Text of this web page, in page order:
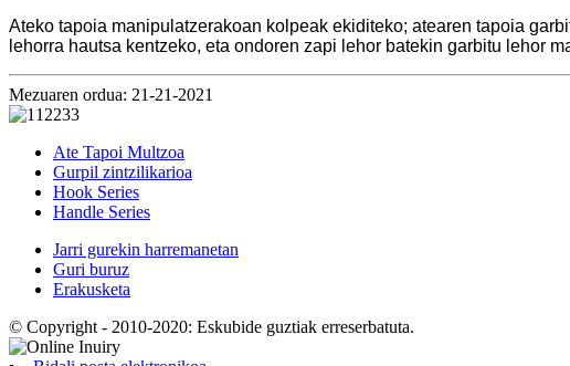
Ateko tapoia manipulatzerakoan kolpeak ekiditeko; atearen tapoia
lehorra hautsa kentzeko, eta ondoren zapi lehor batekin garbitu lehor
Mezuaren ordua: 21-21-2021
Ate Tapoi Multzoa
Gurpil zintzilikarioa
Hook Series
Handle Series
Jarri gurekin harremanetan
Guri buruz
Erakusketa
© Copyright - 2010-2020: Eskubide guztiak erreserbatuta.